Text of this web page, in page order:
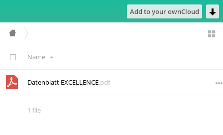
Add to your ownCloud
Name
Datenblatt EXCELLENCE.pdf
1 file